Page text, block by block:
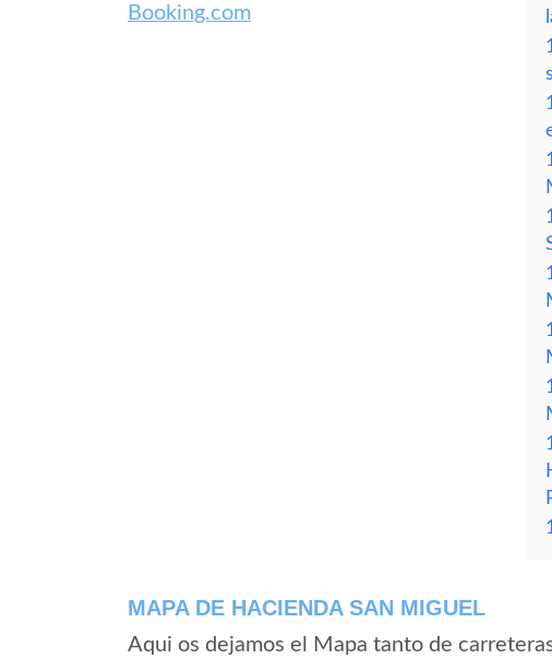
Booking.com
MAPA DE HACIENDA SAN MIGUEL
Aqui os dejamos el Mapa tanto de